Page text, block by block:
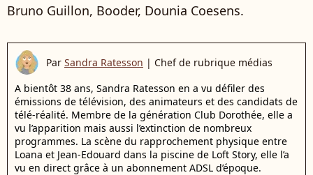
Bruno Guillon, Booder, Dounia Coesens.
Par Sandra Ratesson | Chef de rubrique médias
A bientôt 38 ans, Sandra Ratesson en a vu défiler des
émissions de télévision, des animateurs et des candidats de
télé-réalité. Membre de la génération Club Dorothée, elle a
vu l’apparition mais aussi l’extinction de nombreux
programmes. La scène du rapprochement physique entre
Loana et Jean-Edouard dans la piscine de Loft Story, elle l’a
vu en direct grâce à un abonnement ADSL d’époque.